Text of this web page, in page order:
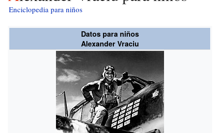
Enciclopedia para niños
Datos para niños
Alexander Vraciu